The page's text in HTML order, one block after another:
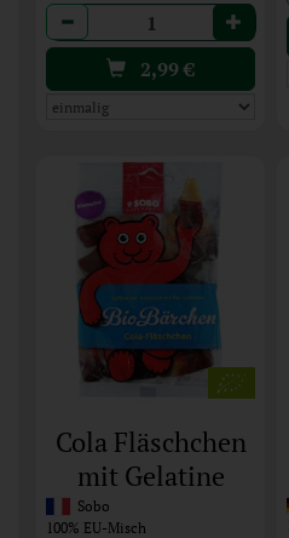
Anzahl
2,99€
Cola Fläschchen
mit Gelatine
Sobo
100% EU-Misch